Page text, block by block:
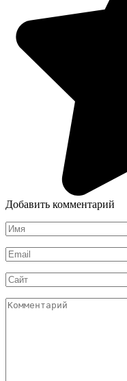
Добавить комментарий
Имя
*
Email
*
Сайт
Комментарий